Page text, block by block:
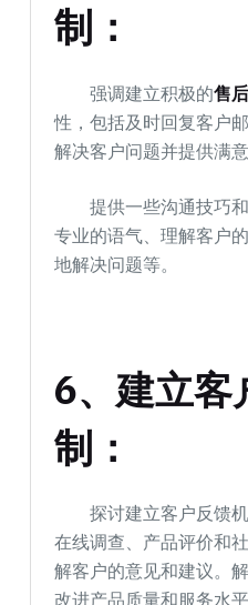
制：
强调建立积极的售
性，包括及时回复客户
解决客户问题并提供满意
提供一些沟通技巧和
专业的语气、理解客户
地解决问题等。
6、建立客
制：
探讨建立客户反馈机
在线调查、产品评价和
解客户的意见和建议。
改进产品质量和服务水